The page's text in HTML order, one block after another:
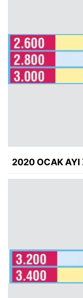
2020 OCAK AYI